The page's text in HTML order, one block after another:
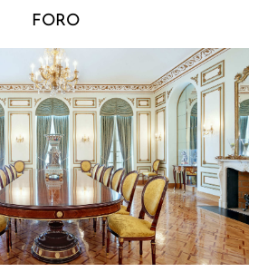
FORO